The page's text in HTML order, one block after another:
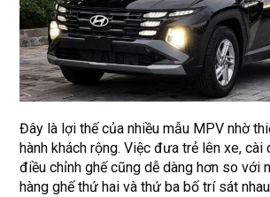
Đây là lợi thế của nhiều mẫu MPV nhờ
hành khách rộng. Việc đưa trẻ lên xe, cài
điều chỉnh ghế cũng dễ dàng hơn so với
hàng ghế thứ hai và thứ ba bố trí sát